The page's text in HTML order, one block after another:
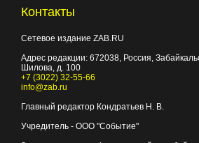
Контакты
Сетевое издание ZAB.RU
Адрес редакции: 672038, Россия,
Шилова, д. 100
+7 (3022) 32-55-66
info@zab.ru
Главный редактор Кондратьев Н. В.
Учредитель - ООО "Событие"